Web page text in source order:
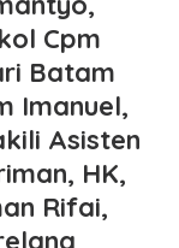
Cpm
Batam
Imanuel,
Asisten
HK,
Rifai,